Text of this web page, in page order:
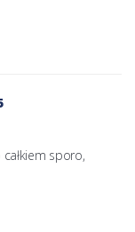
sporo,